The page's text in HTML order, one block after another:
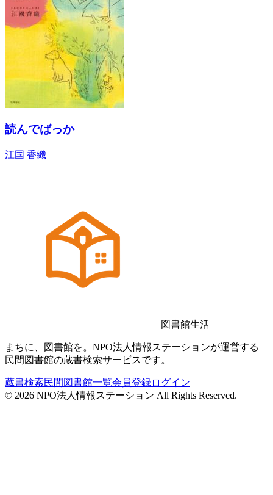
読んでばっか
江国 香織
図書館生活
まちに、図書館を。NPO法人情報ステーションが運営する
民間図書館の蔵書検索サービスです。
蔵書検索民間図書館一覧会員登録ログイン
© 2026 NPO法人情報ステーション All Rights Reserved.